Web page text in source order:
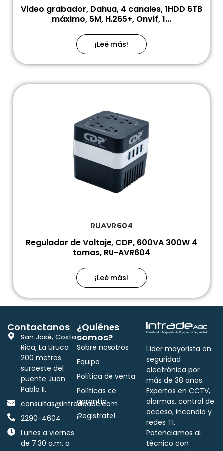
Video grabador, Dahua, 4 canales, 1HDD 6TB
máximo, 5M, H.265+, Onvif, 1...
¡Leé más!
RUAVR604
Regulador de Voltaje, CDP, 600VA 300W 4
tomas, RU-AVR604
¡Leé más!
Líder mayorista en
seguridad
electrónica por
más de 38 años.
Expertos en CCTV,
alarmas, control de
acceso, incendio y
redes TI.
Potenciamos al
técnico con
¿Quiénes
somos?
Sobre nosotros
Equipo
Política de venta
Políticas de
garantía
¡Registrate!
Contactanos
San José, Costa
Rica, La Uruca
200 metros
suroeste del
puente Juan
Pablo II.
consultas@intradeabc.com
2290-4604
Lunes a viernes
de 7:30 a.m. a